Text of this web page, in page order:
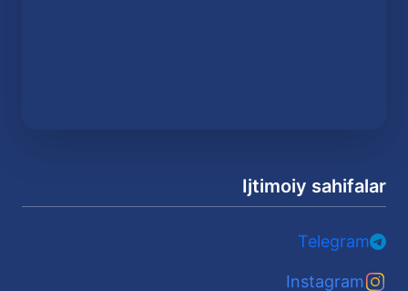
Ijtimoiy sahifalar
Telegram
Instagram